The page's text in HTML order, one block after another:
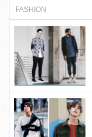
FASHION